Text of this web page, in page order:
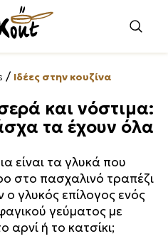
/ Ιδέες στην κουζίνα
και νόστιμα:
τα έχουν όλα
είναι τα γλυκά που
στο πασχαλινό τραπέζι
ο γλυκός επίλογος ενός
γεύματος με
αρνί ή το κατσίκι;